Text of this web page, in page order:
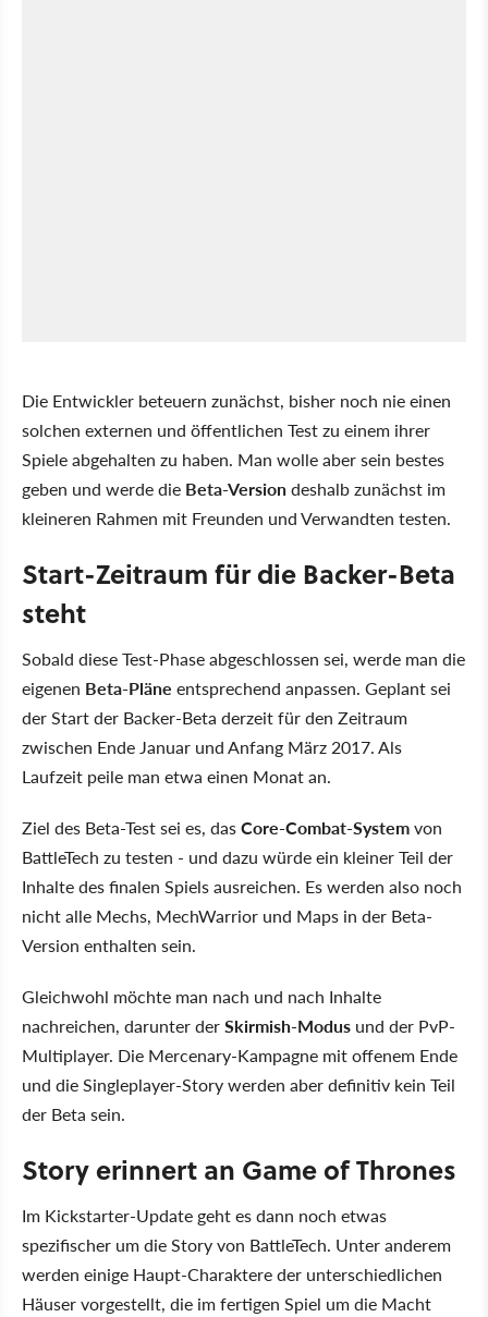
Die Entwickler beteuern zunächst, bisher noch nie einen
solchen externen und öffentlichen Test zu einem ihrer
Spiele abgehalten zu haben. Man wolle aber sein bestes
geben und werde die Beta-Versiondeshalb zunächst im
kleineren Rahmen mit Freunden und Verwandten testen.
Start-Zeitraum für die Backer-Beta
steht
Sobald diese Test-Phase abgeschlossen sei, werde man die
eigenen Beta-Pläne entsprechend anpassen. Geplant sei
der Start der Backer-Beta derzeit für den Zeitraum
zwischen Ende Januar und Anfang März 2017. Als
Laufzeit peile man etwa einen Monat an.
Ziel des Beta-Test sei es, dasCore-Combat-Systemvon
BattleTech zu testen - und dazu würde ein kleiner Teil der
Inhalte des finalen Spiels ausreichen. Es werden also noch
nicht alle Mechs, MechWarrior und Maps in der Beta-
Version enthalten sein.
Gleichwohl möchte man nach und nach Inhalte
nachreichen, darunter derSkirmish-Modus und der PvP-
Multiplayer. Die Mercenary-Kampagne mit offenem Ende
und die Singleplayer-Story werden aber definitiv kein Teil
der Beta sein.
Story erinnert an Game of Thrones
Im Kickstarter-Update geht es dann noch etwas
spezifischer um die Story von BattleTech. Unter anderem
werden einige Haupt-Charaktere der unterschiedlichen
Häuser vorgestellt, die im fertigen Spiel um die Macht